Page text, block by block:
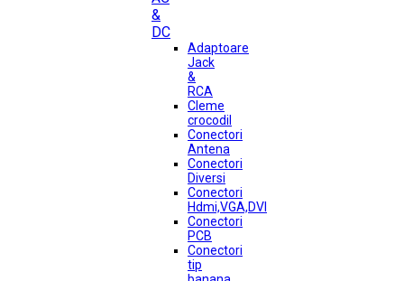
&
DC
Adaptoare
Jack
&
RCA
Cleme
crocodil
Conectori
Antena
Conectori
Diversi
Conectori
Hdmi,VGA,DVI
Conectori
PCB
Conectori
tip